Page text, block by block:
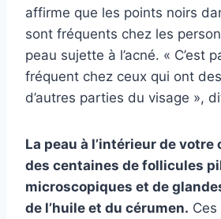
affirme que les points noirs
sont fréquents chez les
peau sujette à l’acné. « C’est
fréquent chez ceux qui ont
d’autres parties du visage »,
La peau à l’intérieur de
des centaines de follicules
microscopiques et de
de l’huile et du cérumen.